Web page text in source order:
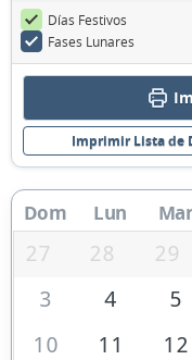
Días Festivos
Fases Lunares
Imprimir Lista de
Dom Lun
27 28 29
3
4 5
10
11 12